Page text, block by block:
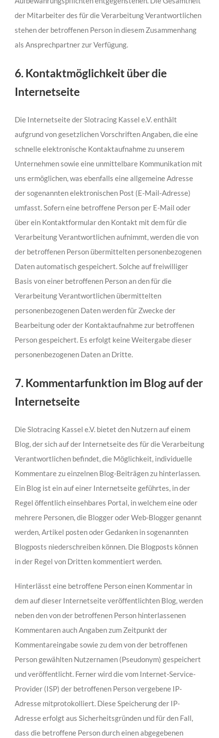
der Mitarbeiter des für die Verarbeitung Verantwortlichen
stehen der betroffenen Person in diesem Zusammenhang
als Ansprechpartner zur Verfügung.
6. Kontaktmöglichkeit über die
Internetseite
Die Internetseite der Slotracing Kassel e.V. enthält
aufgrund von gesetzlichen Vorschriften Angaben, die eine
schnelle elektronische Kontaktaufnahme zu unserem
Unternehmen sowie eine unmittelbare Kommunikation mit
uns ermöglichen, was ebenfalls eine allgemeine Adresse
der sogenannten elektronischen Post (E-Mail-Adresse)
umfasst. Sofern eine betroffene Person per E-Mail oder
über ein Kontaktformular den Kontakt mit dem für die
Verarbeitung Verantwortlichen aufnimmt, werden die von
der betroffenen Person übermittelten personenbezogenen
Daten automatisch gespeichert. Solche auf freiwilliger
Basis von einer betroffenen Person an den für die
Verarbeitung Verantwortlichen übermittelten
personenbezogenen Daten werden für Zwecke der
Bearbeitung oder der Kontaktaufnahme zur betroffenen
Person gespeichert. Es erfolgt keine Weitergabe dieser
personenbezogenen Daten an Dritte.
7. Kommentarfunktion im Blog auf der
Internetseite
Die Slotracing Kassel e.V. bietet den Nutzern auf einem
Blog, der sich auf der Internetseite des für die Verarbeitung
Verantwortlichen befindet, die Möglichkeit, individuelle
Kommentare zu einzelnen Blog-Beiträgen zu hinterlassen.
Ein Blog ist ein auf einer Internetseite geführtes, in der
Regel öffentlich einsehbares Portal, in welchem eine oder
mehrere Personen, die Blogger oder Web-Blogger genannt
werden, Artikel posten oder Gedanken in sogenannten
Blogposts niederschreiben können. Die Blogposts können
in der Regel von Dritten kommentiert werden.
Hinterlässt eine betroffene Person einen Kommentar in
dem auf dieser Internetseite veröffentlichten Blog, werden
neben den von der betroffenen Person hinterlassenen
Kommentaren auch Angaben zum Zeitpunkt der
Kommentareingabe sowie zu dem von der betroffenen
Person gewählten Nutzernamen (Pseudonym) gespeichert
und veröffentlicht. Ferner wird die vom Internet-Service-
Provider (ISP) der betroffenen Person vergebene IP-
Adresse mitprotokolliert. Diese Speicherung der IP-
Adresse erfolgt aus Sicherheitsgründen und für den Fall,
dass die betroffene Person durch einen abgegebenen